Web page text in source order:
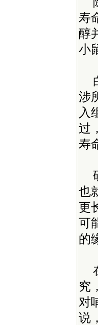
寿
醇
小
涉
入
过
寿
也
更
可
的
究
对
说